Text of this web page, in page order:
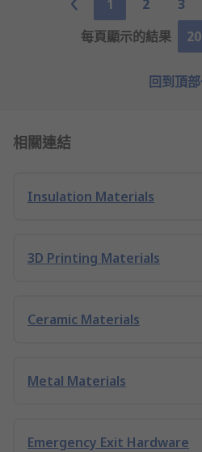
1 2 3
每頁顯示的結果
20
回到頂部
相關連結
Insulation Materials
3D Printing Materials
Ceramic Materials
Metal Materials
Emergency Exit Hardware